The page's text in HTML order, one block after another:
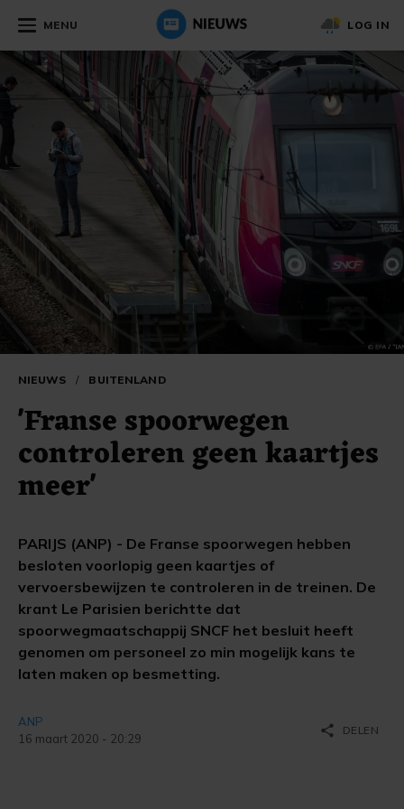
MENU LOG IN
NIEUWS / BUITENLAND
'Franse spoorwegen
controleren geen kaartjes
meer'
PARIJS (ANP) - De Franse spoorwegen hebben
besloten voorlopig geen kaartjes of
vervoersbewijzen te controleren in de treinen. De
krant Le Parisien berichtte dat
spoorwegmaatschappij SNCF het besluit heeft
genomen om personeel zo min mogelijk kans te
laten maken op besmetting.
ANP
16 maart 2020 - 20:29
share DELEN